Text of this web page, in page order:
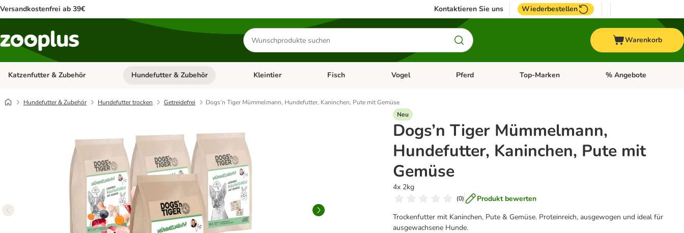
Versandkostenfrei ab 39€ Kontaktieren Sie uns Wiederbestellen
Produkte
suchen
Warenkorb
Katzenfutter & Zubehör Kategorie-Menü öffnen: Katzenfutter & Zubehör
Hundefutter & Zubehör Kategorie-Menü öffnen: Hundefutter & Zubehör
Kleintier Kategorie-Menü öffnen: Kleintier
Fisch Kategorie-Menü öffnen: Fisch
Vogel Kategorie-Menü öffnen: Vogel
Pferd Kategorie-Menü öffnen: Pferd
Top-Marken Kategorie-Menü öffnen:
% Angebote
Hundefutter & Zubehör Hundefutter trocken Getreidefrei
Dogs’n Tiger Mümmelmann, Hundefutter, Kaninchen, Pute mit Gemüse
Neu
Dogs’n Tiger Mümmelmann,
Hundefutter, Kaninchen, Pute mit
Gemüse
4x 2kg
(0)
Produkt bewerten
Trockenfutter mit Kaninchen, Pute & Gemüse. Proteinreich, ausgewogen und ideal für
ausgewachsene Hunde.